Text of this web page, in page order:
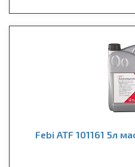
Febi ATF 101161 5л